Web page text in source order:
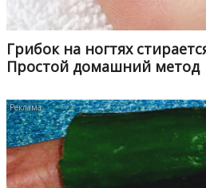
Грибок на ногтях
Простой домашний метод